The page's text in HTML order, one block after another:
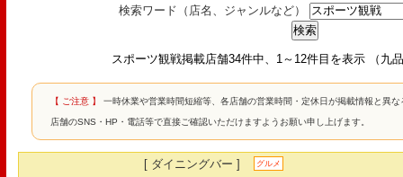
検索ワード（店名、ジャンルなど）
スポーツ観戦掲載店舗34件中、1～12件目を表示 （九
【 ご注意 】 一時休業や営業時間短縮等、各店舗の営業時間・定休日が掲載情報と異
店舗のSNS・HP・電話等で直接ご確認いただけますようお願い申し上げます。
[ ダイニングバー ] グルメ